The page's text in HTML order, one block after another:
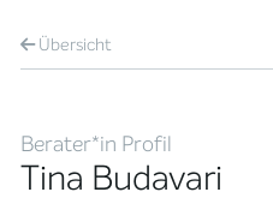
Übersicht
Berater*in Profil
Tina Budavari